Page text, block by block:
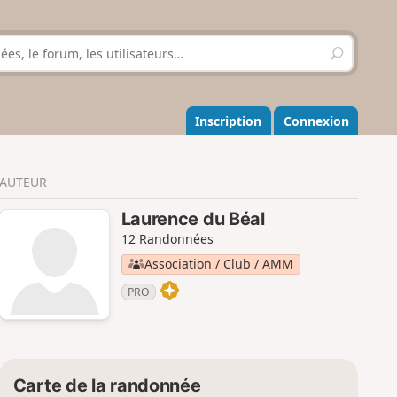
R
e
h
e
r
r
Inscription Connexion
AUTEUR
Laurence du Béal
12 Randonnées
Association / Club / AMM
PRO
Carte de la randonnée